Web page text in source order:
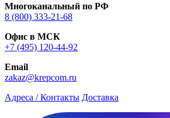
Многоканальный по РФ
8 (800) 333‑21-68
Офис в МСК
+7 (495) 120-44-92
Email
zakaz@krepcom.ru
Адреса / Контакты Доставка